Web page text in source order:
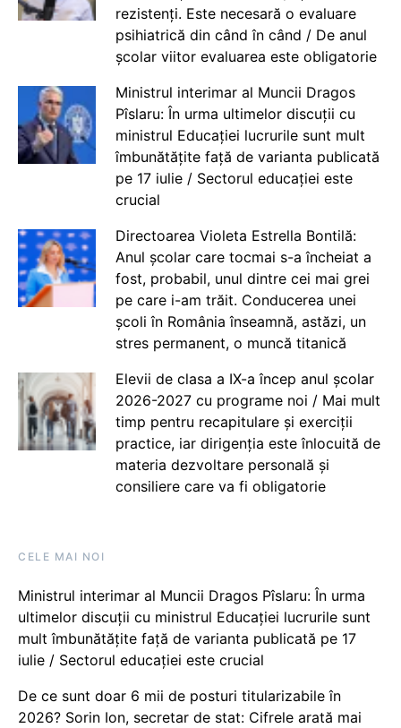
rezistenți. Este necesară o evaluare
psihiatrică din când în când / De anul
școlar viitor evaluarea este obligatorie
Ministrul interimar al Muncii Dragos
Pîslaru: În urma ultimelor discuții cu
ministrul Educației lucrurile sunt mult
îmbunătățite față de varianta publicată
pe 17 iulie / Sectorul educației este
crucial
Directoarea Violeta Estrella Bontilă:
Anul școlar care tocmai s-a încheiat a
fost, probabil, unul dintre cei mai grei
pe care i-am trăit. Conducerea unei
școli în România înseamnă, astăzi, un
stres permanent, o muncă titanică
Elevii de clasa a IX-a încep anul școlar
2026-2027 cu programe noi / Mai mult
timp pentru recapitulare și exerciții
practice, iar dirigenția este înlocuită de
materia dezvoltare personală și
consiliere care va fi obligatorie
CELE MAI NOI
Ministrul interimar al Muncii Dragos Pîslaru: În urma
ultimelor discuții cu ministrul Educației lucrurile sunt
mult îmbunătățite față de varianta publicată pe 17
iulie / Sectorul educației este crucial
De ce sunt doar 6 mii de posturi titularizabile în
2026? Sorin Ion, secretar de stat: Cifrele arată mai